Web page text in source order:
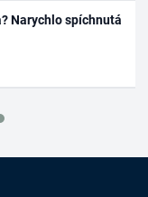
Narychlo spíchnutá